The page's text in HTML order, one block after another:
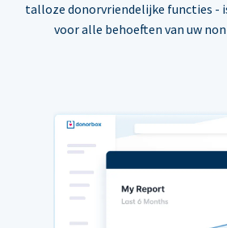
talloze donorvriendelijke functies -
voor alle behoeften van uw